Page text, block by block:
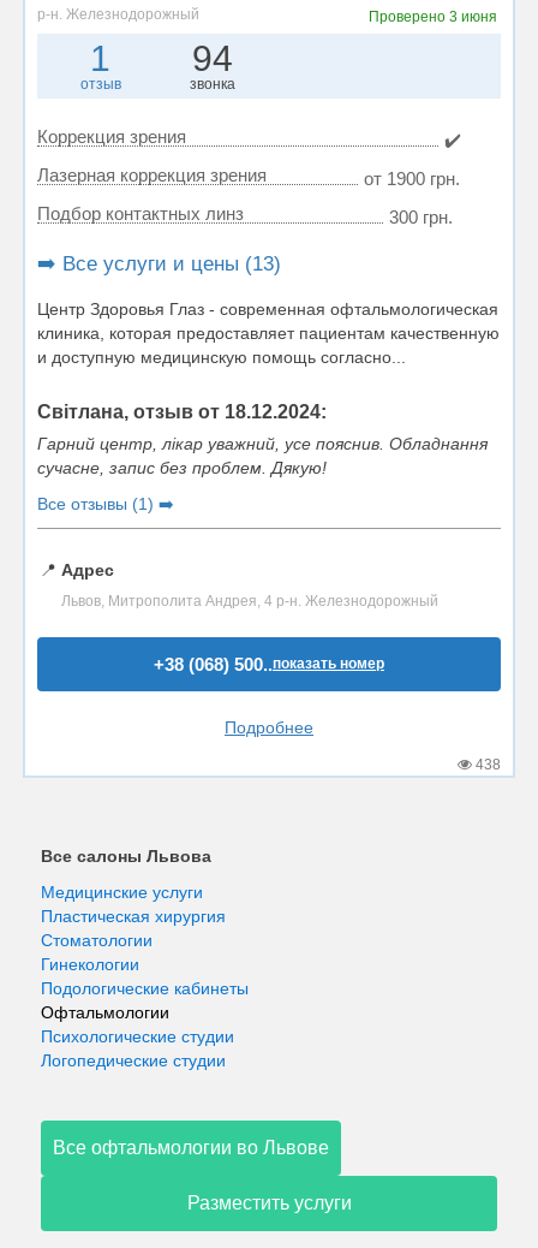
р-н. Железнодорожный Проверено 3 июня
1
отзыв
94
звонка
Коррекция зрения
✔️
Лазерная коррекция зрения
от 1900 грн.
Подбор контактных линз
300 грн.
➡️ Все услуги и цены (13)
Центр Здоровья Глаз - современная офтальмологическая
клиника, которая предоставляет пациентам качественную
и доступную медицинскую помощь согласно...
Світлана, отзыв от 18.12.2024:
Гарний центр, лікар уважний, усе пояснив. Обладнання
сучасне, запис без проблем. Дякую!
Все отзывы (1) ➡️
📍 Адрес
Львов, Митрополита Андрея, 4 р-н. Железнодорожный
+38 (068) 500..показать номер
Подробнее
438
Все салоны Львова
Медицинские услуги
Пластическая хирургия
Стоматологии
Гинекологии
Подологические кабинеты
Офтальмологии
Психологические студии
Логопедические студии
Все офтальмологии во Львове
Разместить услуги